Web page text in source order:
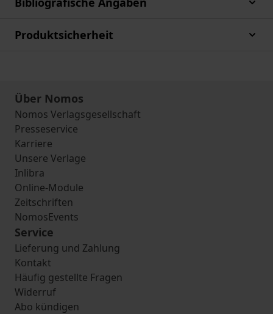
Produktsicherheit
Über Nomos
Nomos Verlagsgesellschaft
Presseservice
Karriere
Unsere Verlage
Inlibra
Online-Module
Zeitschriften
NomosEvents
Service
Lieferung und Zahlung
Kontakt
Häufig gestellte Fragen
Widerruf
Abo kündigen